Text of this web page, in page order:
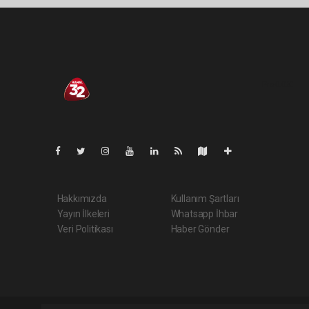
Hakkımızda
Yayın İlkeleri
Veri Politikası
Kullanım Şartları
Whatsapp İhbar
Haber Gönder